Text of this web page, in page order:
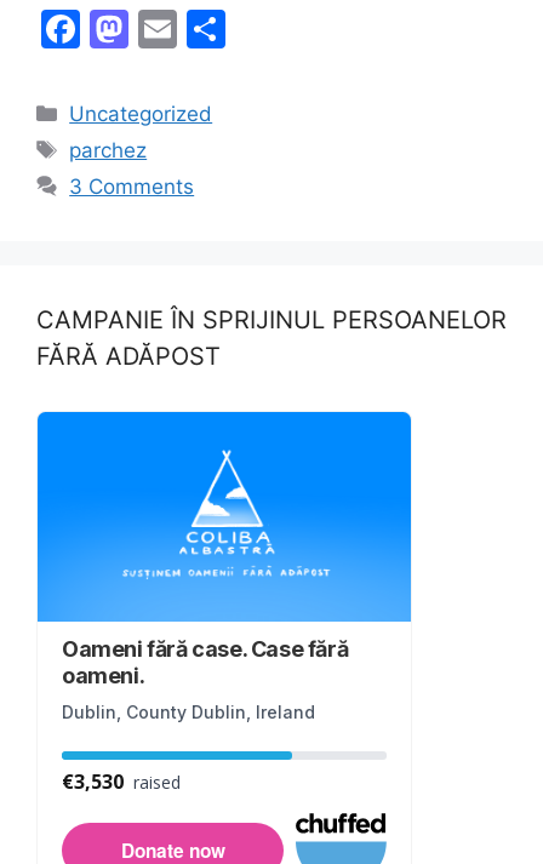
F
c
e
b
k
M
st
o
d
E
ai
Categories
Uncategorized
Tags
parchez
3 Comments
CAMPANIE ÎN SPRIJINUL PERSOANELOR
FĂRĂ ADĂPOST